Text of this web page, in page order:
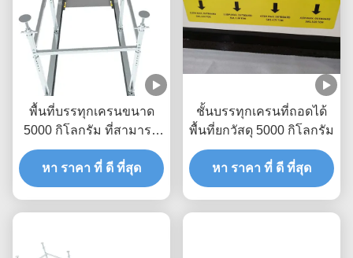
พื้นที่บรรทุกเครนขนาด
5000 กิโลกรัม ที่สามารถ
ขยายได้ ด้วยการทาสีเอ
โปกซี่ MLP2800-H
หา ราคา ที่ ดี ที่สุด
ชั้นบรรทุกเครนที่ถอดได้
พื้นที่ยกวัสดุ 5000 กิโลกรัม
หา ราคา ที่ ดี ที่สุด